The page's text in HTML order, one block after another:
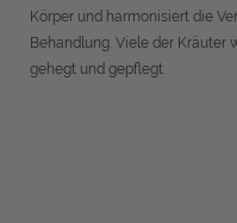
Körper und harmonisiert die
Behandlung. Viele der Kräuter
gehegt und gepflegt.